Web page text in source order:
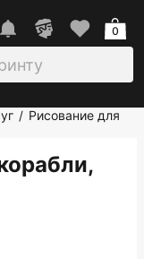
0
/ Рисование для